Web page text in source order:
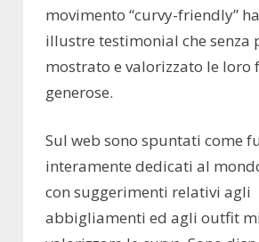
movimento “curvy-friendly”
illustre testimonial che senza
mostrato e valorizzato le loro
generose.
Sul web sono spuntati come
interamente dedicati al
con suggerimenti relativi agli
abbigliamenti ed agli outfit